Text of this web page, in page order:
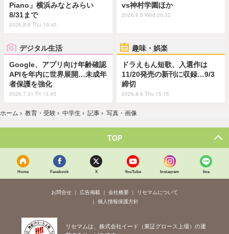
Piano」横浜みなとみらい
8/31まで
2026.8.6 Thu 19:45
vs神村学園ほか
2026.8.5 Wed 20:32
デジタル生活
Google、アプリ向け年齢確認
APIを年内に世界展開…未成年
者保護を強化
2026.7.31 Fri 13:45
趣味・娯楽
ドラえもん短歌、入選作は
11/20発売の新刊に収録…9/3
締切
2026.8.6 Thu 15:15
ホーム › 教育・受験 › 中学生 › 記事 › 写真・画像
TOP
Home Facebook X YouTube Instagram line
お問合せ 広告掲載 会社概要
リセマムについて
個人情報保護方針
リセマムは、株式会社イード（東証グロース上場）の運